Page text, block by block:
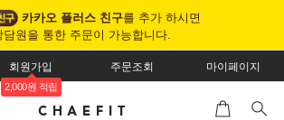
카카오 플러스 친구를 추가 하시면
담원을 통한 주문이 가능합니다.
회원가입
2,000원 적립
주문조회 마이페이지